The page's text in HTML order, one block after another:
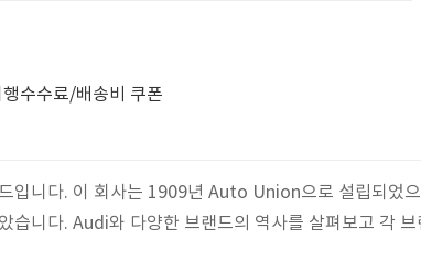
수수료/배송비 쿠폰
입니다. 이 회사는 1909년 Auto Union으로 설립되었으
습니다. Audi와 다양한 브랜드의 역사를 살펴보고 각 브